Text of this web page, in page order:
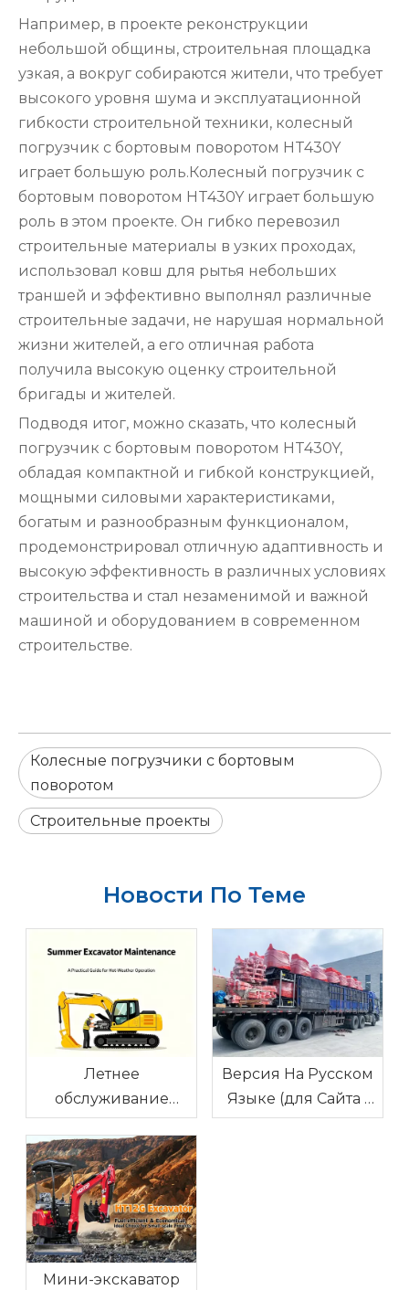
Например, в проекте реконструкции
небольшой общины, строительная площадка
узкая, а вокруг собираются жители, что требует
высокого уровня шума и эксплуатационной
гибкости строительной техники, колесный
погрузчик с бортовым поворотом HT430Y
играет большую роль.Колесный погрузчик с
бортовым поворотом HT430Y играет большую
роль в этом проекте. Он гибко перевозил
строительные материалы в узких проходах,
использовал ковш для рытья небольших
траншей и эффективно выполнял различные
строительные задачи, не нарушая нормальной
жизни жителей, а его отличная работа
получила высокую оценку строительной
бригады и жителей.
Подводя итог, можно сказать, что колесный
погрузчик с бортовым поворотом HT430Y,
обладая компактной и гибкой конструкцией,
мощными силовыми характеристиками,
богатым и разнообразным функционалом,
продемонстрировал отличную адаптивность и
высокую эффективность в различных условиях
строительства и стал незаменимой и важной
машиной и оборудованием в современном
строительстве.
Колесные погрузчики с бортовым
поворотом
Строительные проекты
Новости По Теме
Летнее
обслуживание
экскаватора: как не
перегреться в жару
Версия На Русском
Языке (для Сайта /
Блога)
Мини-экскаватор